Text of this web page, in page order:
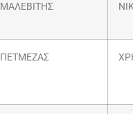
ΜΑΛΕΒΙΤΗΣ
ΠΕΤΜΕΖΑΣ